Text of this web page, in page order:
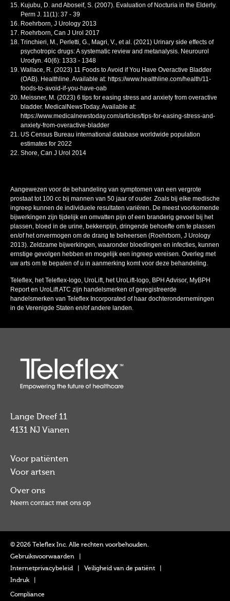
Kujubu, D. and Aboseif, S. (2007). Evaluation of Nocturia in the Elderly.
Perm J. 11(1): 37 - 39
Roehrborn, J Urology 2013
Roehrborn, Can J Urol 2017
Trinchieri, M., Perletti, G., Magri, V., et al. (2021) Urinary side effects of
psychotropic drugs: A systematic review and metanalysis. Neurourol
Urodyn. 40(6): 1333 - 1348
Wallace, R. (2023) 11 Foods to Avoid if You Have Overactive Bladder
(OAB). Healthline. Available at: https://www.healthline.com/health/11-
foods-to-avoid-if-you-have-oab
Meissner, M. (2023) 6 tips for easing stress and anxiety from overactive
bladder. MedicalNewsToday. Available at:
https://www.medicalnewstoday.com/articles/tips-for-easing-stress-and-
anxiety-from-overactive-bladder
US Census Bureau international database worldwide population
estimates for 2022
Shore, Can J Urol 2014
Aangewezen voor de behandeling van symptomen van een vergrote
prostaattot 100 cc bij mannen van 50 jaar ofouder. Zoals bij elke medische
ingreep kunnen de individuele resultaten variëren. De meest voorkomende
bijwerkingen zijn tijdelijk en omvatten pijn ofeen branderig gevoel bij het
plassen, bloed in de urine, bekkenpijn, dringende behoefte om te plassen
en/of hetonvermogen om de drang te beheersen (Roehrborn, J Urology
2013). Zeldzame bijwerkingen, waaronder bloedingen en infecties, kunnen
ernstige gevolgen hebben en mogelijk een ingreep vereisen. Overleg met
uw arts om te bepalen of u in aanmerking komt voor deze behandeling.
Teleflex, het Teleflex-logo, UroLift, het UroLift-logo, BPH Advisor, MyBPH
Report en UroLiftATC zijn handelsmerken ofgeregistreerde
handelsmerken van Teleflex Incorporated of haar dochterondernemingen
in de Verenigde Staten en/of andere landen.
Lange Dreef 11
4131 NJ Vianen
Voor patiënten
Voor artsen
Over ons
Neem contact met ons op
© 2026 Teleflex Inc. Alle rechten voorbehouden.
Gebruiksvoorwaarden |
Internetprivacybeleid | Veiligheid van de patiënt |
Indruk |
Compliance